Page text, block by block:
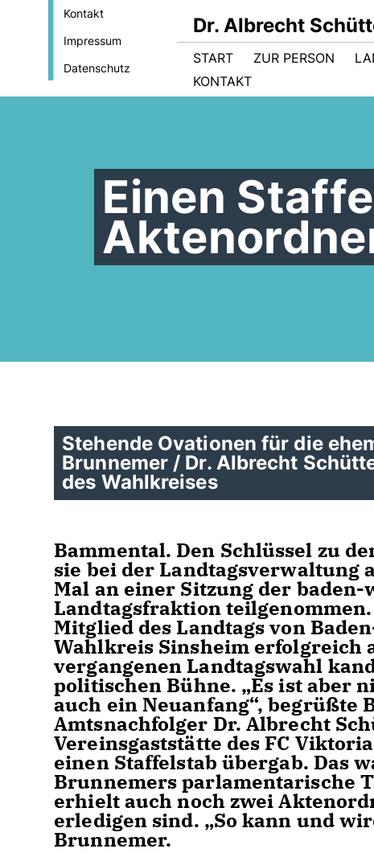
Kontakt
Impressum
Datenschutz
Dr. Albrecht
START ZUR PERSON
KONTAKT
Einen
Stehende Ovationen für die
Brunnemer / Dr. Albrecht
des Wahlkreises
Bammental. Den Schlüssel zu
sie bei der Landtagsverwaltung
Mal an einer Sitzung der
Landtagsfraktion
Mitglied des Landtags von
Wahlkreis Sinsheim erfolgreich
vergangenen Landtagswahl
politischen Bühne. „Es ist aber
auch ein Neuanfang“,
Amtsnachfolger Dr. Albrecht
Vereinsgaststätte des FC
einen Staffelstab übergab. Das
Brunnemers parlamentarische
erhielt auch noch zwei
erledigen sind. „So kann und
Brunnemer.